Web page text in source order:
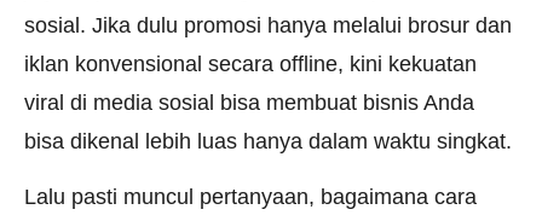
sosial. Jika dulu promosi hanya melalui brosur dan
iklan konvensional secara offline, kini kekuatan
viral di media sosial bisa membuat bisnis Anda
bisa dikenal lebih luas hanya dalam waktu singkat.
Lalu pasti muncul pertanyaan, bagaimana cara